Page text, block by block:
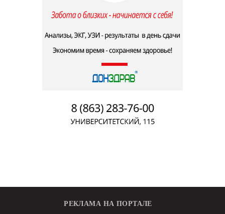
РЕКЛАМА НА ПОРТАЛЕ